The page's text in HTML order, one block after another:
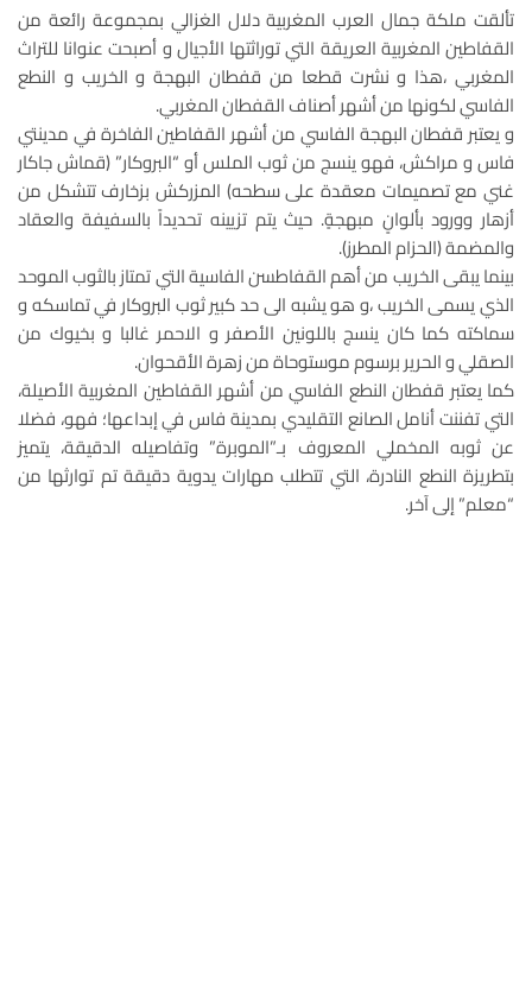
تألقت ملكة جمال العرب المغربية دلال الغزالي بمجموعة رائعة من
القفاطين المغربية العريقة التي توراثتها الأجيال و أصبحت عنوانا للتراث
المغربي ،هذا و نشرت قطعا من قفطان البهجة و الخريب و النطع
الفاسي لكونها من أشهر أصناف القفطان المغربي.
و يعتبر قفطان البهجة الفاسي من أشهر القفاطين الفاخرة في مدينتي
فاس و مراكش، فهو ينسج من ثوب الملس أو “البروكار” (قماش جاكار
غني مع تصميمات معقدة على سطحه) المزركش بزخارف تتشكل من
أزهار وورود بألوانٍ مبهجةٍ. حيث يتم تزيينه تحديداً بالسفيفة والعقاد
والمضمة (الحزام المطرز).
بينما يبقى الخريب من أهم القفاطسن الفاسية التي تمتاز بالثوب الموحد
الذي يسمى الخريب ،و هو يشبه الى حد كبير ثوب البروكار في تماسكه و
سماكته كما كان ينسج باللونين الأصفر و الاحمر غالبا و بخيوك من
الصقلي و الحرير برسوم موستوحاة من زهرة الأقحوان.
كما يعتبر قفطان النطع الفاسي من أشهر القفاطين المغربية الأصيلة،
التي تفننت أنامل الصانع التقليدي بمدينة فاس في إبداعها؛ فهو، فضلا
عن ثوبه المخملي المعروف بـ”الموبرة” وتفاصيله الدقيقة، يتميز
بتطريزة النطع النادرة، التي تتطلب مهارات يدوية دقيقة تم توارثها من
“معلم” إلى آخر.